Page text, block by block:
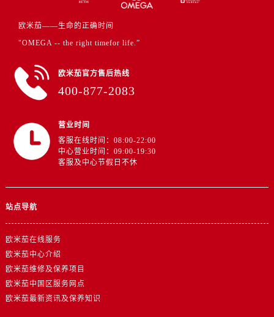
欧米茄——生命的正确时间
"OMEGA -- the right timefor life.”
欧米茄官方售后热线
400-877-2083
营业时间
客服在线时间：08:00-22:00
中心营业时间：09:00-19:30
客服及中心节假日不休
站点导航
欧米茄在线服务
欧米茄中心介绍
欧米茄维修及保养项目
欧米茄中国区服务网点
欧米茄最新资讯及保养知识